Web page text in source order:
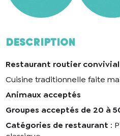
Description
Restaurant routier
Cuisine traditionnelle faite
Animaux acceptés
Groupes acceptés de 20 à
Catégories de restaurant :